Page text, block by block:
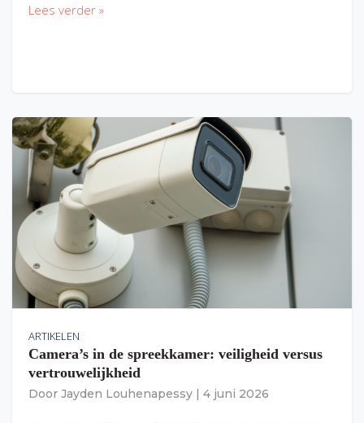
Lees verder »
ARTIKELEN
Camera’s in de spreekkamer: veiligheid versus
vertrouwelijkheid
Door Jayden Louhenapessy 4 juni 2026